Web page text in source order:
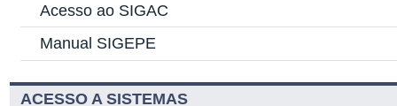
Acesso ao SIGAC
Manual SIGEPE
ACESSO A SISTEMAS